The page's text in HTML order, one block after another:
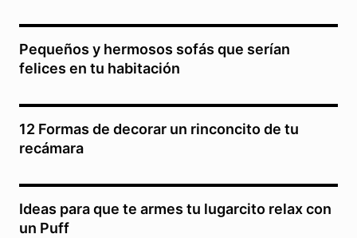
Pequeños y hermosos sofás que serían
felices en tu habitación
12 Formas de decorar un rinconcito de tu
recámara
Ideas para que te armes tu lugarcito relax con
un Puff